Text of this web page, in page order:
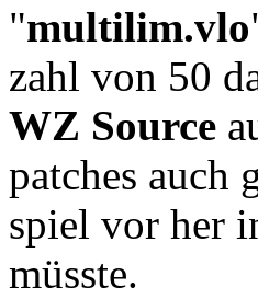
"multilim.vlo
zahl von 50
WZ Source
patches auch
spiel vor her
müsste.